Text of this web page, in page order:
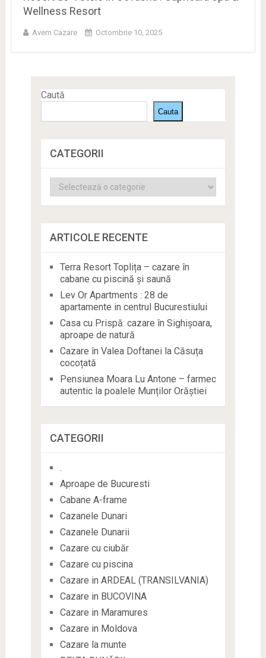
Wellness Resort
Avem Cazare Octombrie 10, 2025
Caută
Cauta
CATEGORII
Categorii
ARTICOLE RECENTE
Terra Resort Toplița – cazare în
cabane cu piscină și saună
Lev Or Apartments : 28 de
apartamente in centrul Bucurestiului
Casa cu Prispă: cazare în Sighișoara,
aproape de natură
Cazare în Valea Doftanei la Căsuța
cocoțată
Pensiunea Moara Lu Antone – farmec
autentic la poalele Munților Orăștiei
CATEGORII
.
Aproape de Bucuresti
Cabane A-frame
Cazanele Dunari
Cazanele Dunarii
Cazare cu ciubăr
Cazare cu piscina
Cazare in ARDEAL (TRANSILVANIA)
Cazare in BUCOVINA
Cazare in Maramures
Cazare in Moldova
Cazare la munte